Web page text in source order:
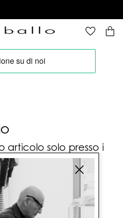
articolo solo presso i
Civitavecchia (RM)